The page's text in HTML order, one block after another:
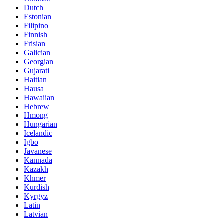
Dutch
Estonian
Filipino
Finnish
Frisian
Galician
Georgian
Gujarati
Haitian
Hausa
Hawaiian
Hebrew
Hmong
Hungarian
Icelandic
Igbo
Javanese
Kannada
Kazakh
Khmer
Kurdish
Kyrgyz
Latin
Latvian